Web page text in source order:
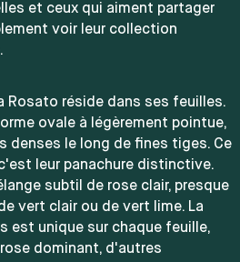
et ceux qui aiment partager
voir leur collection
Rosato réside dans ses feuilles.
ovale à légèrement pointue,
denses le long de fines tiges. Ce
leur panachure distinctive.
subtil de rose clair, presque
vert clair ou de vert lime. La
est unique sur chaque feuille,
dominant, d'autres